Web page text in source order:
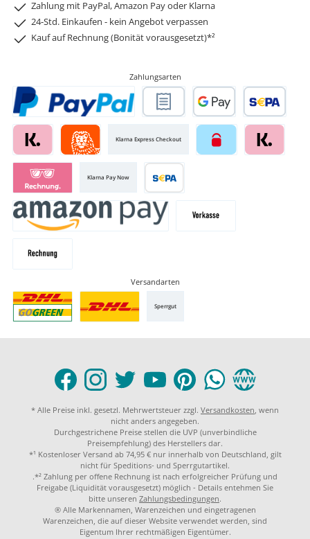
Zahlung mit PayPal, Amazon Pay oder Klarna
24-Std. Einkaufen - kein Angebot verpassen
Kauf auf Rechnung (Bonität vorausgesetzt)*²
Zahlungsarten
Klarna Express Checkout
Klarna Pay Now
Versandarten
Sperrgut
* Alle Preise inkl. gesetzl. Mehrwertsteuer zzgl. Versandkosten, wenn
nicht anders angegeben.
Durchgestrichene Preise stellen die UVP (unverbindliche
Preisempfehlung) des Herstellers dar.
*¹ Kostenloser Versand ab 74,95 € nur innerhalb von Deutschland, gilt
nicht für Speditions- und Sperrgutartikel.
.*² Zahlung per offene Rechnung ist nach erfolgreicher Prüfung und
Freigabe (Liquidität vorausgesetzt) möglich - Details entehmen Sie
bitte unseren Zahlungsbedingungen.
® Alle Markennamen, Warenzeichen und eingetragenen
Warenzeichen, die auf dieser Website verwendet werden, sind
Eigentum Ihrer rechtmäßigen Eigentümer.